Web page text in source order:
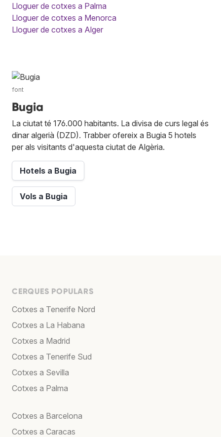
Lloguer de cotxes a Palma
Lloguer de cotxes a Menorca
Lloguer de cotxes a Alger
font
Bugia
La ciutat té 176.000 habitants. La divisa de curs legal és
dinar algerià (DZD). Trabber ofereix a Bugia 5 hotels
per als visitants d'aquesta ciutat de Algèria.
Hotels a Bugia
Vols a Bugia
CERQUES POPULARS
Cotxes a Tenerife Nord
Cotxes a La Habana
Cotxes a Madrid
Cotxes a Tenerife Sud
Cotxes a Sevilla
Cotxes a Palma
Cotxes a Barcelona
Cotxes a Caracas